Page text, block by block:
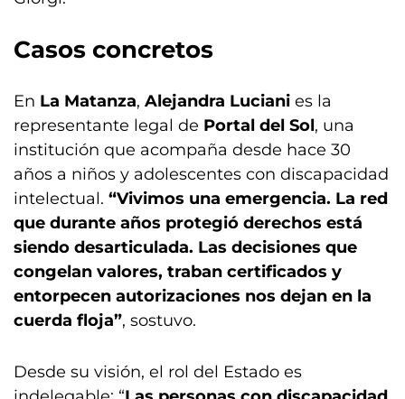
Casos concretos
En La Matanza, Alejandra Luciani es la
representante legal de Portal del Sol, una
institución que acompaña desde hace 30
años a niños y adolescentes con discapacidad
intelectual. “Vivimos una emergencia. La red
que durante años protegió derechos está
siendo desarticulada. Las decisiones que
congelan valores, traban certificados y
entorpecen autorizaciones nos dejan en la
cuerda floja”, sostuvo.
Desde su visión, el rol del Estado es